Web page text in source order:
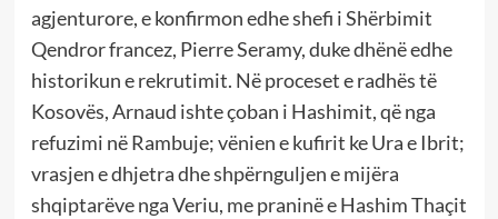
agjenturore, e konfirmon edhe shefi i Shërbimit
Qendror francez, Pierre Seramy, duke dhënë edhe
historikun e rekrutimit. Në proceset e radhës të
Kosovës, Arnaud ishte çoban i Hashimit, që nga
refuzimi në Rambuje; vënien e kufirit ke Ura e Ibrit;
vrasjen e dhjetra dhe shpërnguljen e mijëra
shqiptarëve nga Veriu, me praninë e Hashim Thaçit